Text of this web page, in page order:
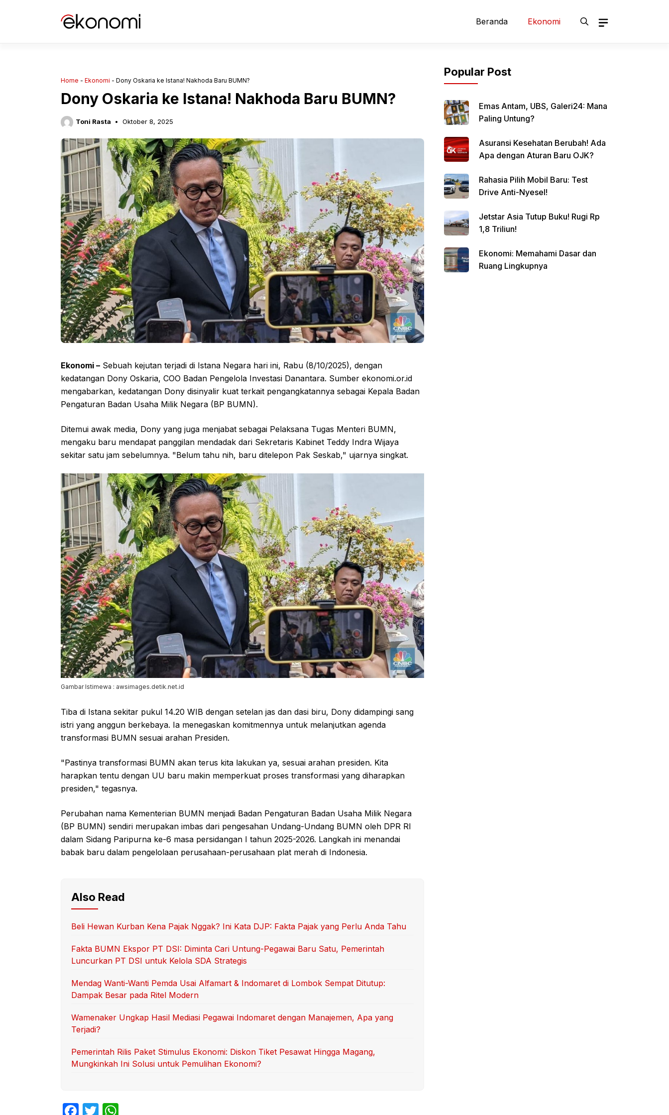
Beranda Ekonomi
Home - Ekonomi - Dony Oskaria ke Istana! Nakhoda Baru BUMN?
Dony Oskaria ke Istana! Nakhoda Baru BUMN?
Toni Rasta Oktober 8, 2025
Ekonomi – Sebuah kejutan terjadi di Istana Negara hari ini, Rabu (8/10/2025), dengan
kedatangan Dony Oskaria, COO Badan Pengelola Investasi Danantara. Sumber ekonomi.or.id
mengabarkan, kedatangan Dony disinyalir kuat terkait pengangkatannya sebagai Kepala Badan
Pengaturan Badan Usaha Milik Negara (BP BUMN).
Ditemui awak media, Dony yang juga menjabat sebagai Pelaksana Tugas Menteri BUMN,
mengaku baru mendapat panggilan mendadak dari Sekretaris Kabinet Teddy Indra Wijaya
sekitar satu jam sebelumnya. "Belum tahu nih, baru ditelepon Pak Seskab," ujarnya singkat.
Gambar Istimewa : awsimages.detik.net.id
Tiba di Istana sekitar pukul 14.20 WIB dengan setelan jas dan dasi biru, Dony didampingi sang
istri yang anggun berkebaya. Ia menegaskan komitmennya untuk melanjutkan agenda
transformasi BUMN sesuai arahan Presiden.
"Pastinya transformasi BUMN akan terus kita lakukan ya, sesuai arahan presiden. Kita
harapkan tentu dengan UU baru makin memperkuat proses transformasi yang diharapkan
presiden," tegasnya.
Perubahan nama Kementerian BUMN menjadi Badan Pengaturan Badan Usaha Milik Negara
(BP BUMN) sendiri merupakan imbas dari pengesahan Undang-Undang BUMN oleh DPR RI
dalam Sidang Paripurna ke-6 masa persidangan I tahun 2025-2026. Langkah ini menandai
babak baru dalam pengelolaan perusahaan-perusahaan plat merah di Indonesia.
Also Read
Beli Hewan Kurban Kena Pajak Nggak? Ini Kata DJP: Fakta Pajak yang Perlu Anda Tahu
Fakta BUMN Ekspor PT DSI: Diminta Cari Untung-Pegawai Baru Satu, Pemerintah
Luncurkan PT DSI untuk Kelola SDA Strategis
Mendag Wanti-Wanti Pemda Usai Alfamart & Indomaret di Lombok Sempat Ditutup:
Dampak Besar pada Ritel Modern
Wamenaker Ungkap Hasil Mediasi Pegawai Indomaret dengan Manajemen, Apa yang
Terjadi?
Pemerintah Rilis Paket Stimulus Ekonomi: Diskon Tiket Pesawat Hingga Magang,
Mungkinkah Ini Solusi untuk Pemulihan Ekonomi?
F
T
Popular Post
Emas Antam, UBS, Galeri24: Mana
Paling Untung?
Asuransi Kesehatan Berubah! Ada
Apa dengan Aturan Baru OJK?
Rahasia Pilih Mobil Baru: Test
Drive Anti-Nyesel!
Jetstar Asia Tutup Buku! Rugi Rp
1,8 Triliun!
Ekonomi: Memahami Dasar dan
Ruang Lingkupnya